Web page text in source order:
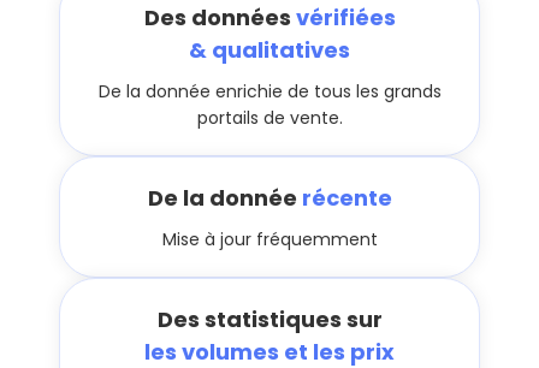
Des données vérifiées
& qualitatives
De la donnée enrichie de tous les grands
portails de vente.
De la donnée récente
Mise à jour fréquemment
Des statistiques sur
les volumes et les prix